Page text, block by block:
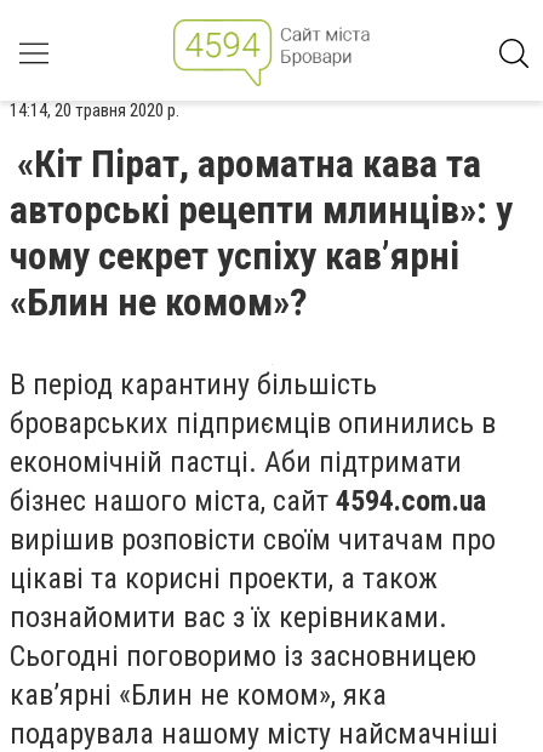
14:14, 20 травня 2020 р.
«Кіт Пірат, ароматна кава та
авторські рецепти млинців»: у
чому секрет успіху кав’ярні
«Блин не комом»?
В період карантину більшість
броварських підприємців опинились в
економічній пастці. Аби підтримати
бізнес нашого міста, сайт 4594.com.ua
вирішив розповісти своїм читачам про
цікаві та корисні проекти, а також
познайомити вас з їх керівниками.
Сьогодні поговоримо із засновницею
кав’ярні «Блин не комом», яка
подарувала нашому місту найсмачніші